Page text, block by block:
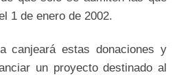
1 de enero de 2002.
canjeará estas donaciones y
un proyecto destinado al